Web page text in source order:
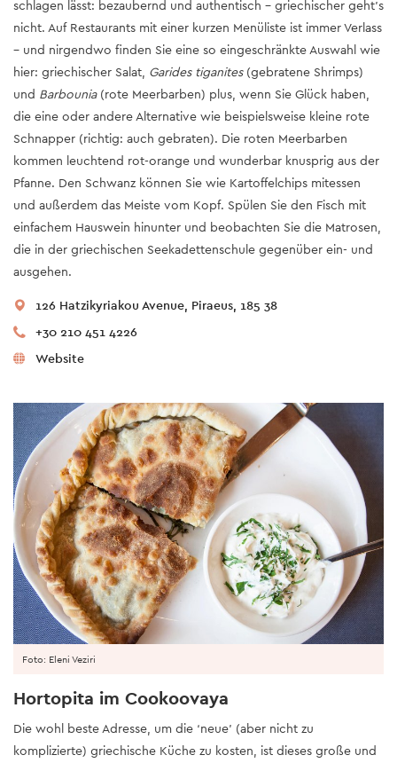
schlagen lässt: bezaubernd und authentisch - griechischer geht’s
nicht. Auf Restaurants mit einer kurzen Menüliste ist immer Verlass
– und nirgendwo finden Sie eine so eingeschränkte Auswahl wie
hier: griechischer Salat, Garides tiganites (gebratene Shrimps)
und Barbounia(rote Meerbarben) plus, wenn Sie Glück haben,
die eine oder andere Alternative wie beispielsweise kleine rote
Schnapper (richtig: auch gebraten). Die roten Meerbarben
kommen leuchtend rot-orange und wunderbar knusprig aus der
Pfanne. Den Schwanz können Sie wie Kartoffelchips mitessen
und außerdem das Meiste vom Kopf. Spülen Sie den Fisch mit
einfachem Hauswein hinunter und beobachten Sie die Matrosen,
die in der griechischen Seekadettenschule gegenüber ein- und
ausgehen.
126 Hatzikyriakou Avenue, Piraeus, 185 38
+30 210 451 4226
Website
Hortopita im Cookoovaya
Die wohl beste Adresse, um die ‘neue’ (aber nicht zu
komplizierte) griechische Küche zu kosten, ist dieses große und
Foto: Eleni Veziri